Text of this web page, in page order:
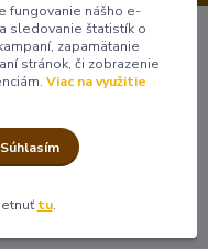
fungovanie nášho e-
sledovanie štatistík o
zapamätanie
stránok, či zobrazenie
Viac na využitie
Súhlasím
tu.